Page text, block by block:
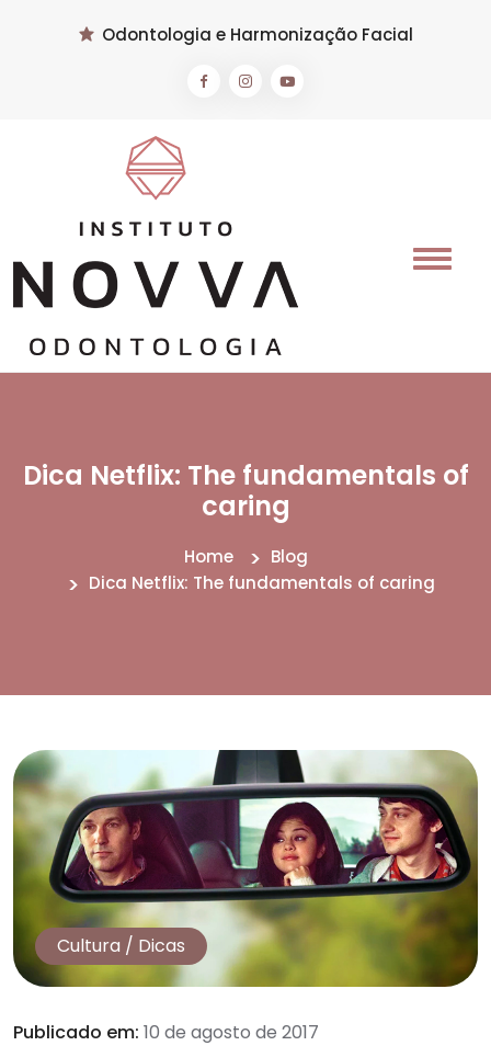
Odontologia e Harmonização Facial
Dica Netflix: The fundamentals of
caring
Home
Blog
Dica Netflix: The fundamentals of caring
Cultura / Dicas
Publicado em: 10 de agosto de 2017